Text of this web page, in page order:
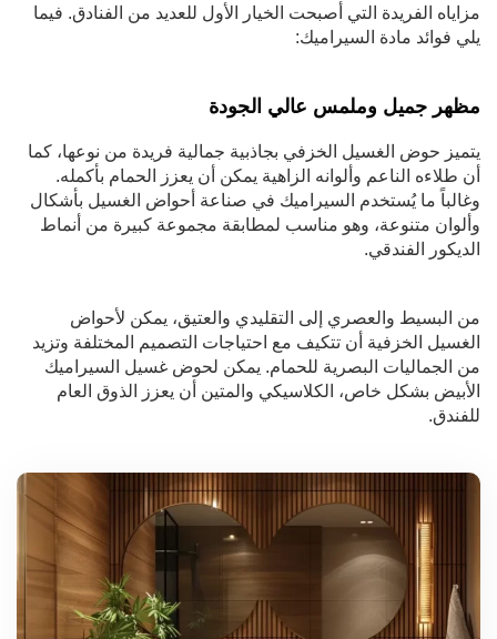
مزاياه الفريدة التي أصبحت الخيار الأول للعديد من الفنادق. فيما
يلي فوائد مادة السيراميك:
مظهر جميل وملمس عالي الجودة
يتميز حوض الغسيل الخزفي بجاذبية جمالية فريدة من نوعها، كما
أن طلاءه الناعم وألوانه الزاهية يمكن أن يعزز الحمام بأكمله.
وغالباً ما يُستخدم السيراميك في صناعة أحواض الغسيل بأشكال
وألوان متنوعة، وهو مناسب لمطابقة مجموعة كبيرة من أنماط
الديكور الفندقي.
من البسيط والعصري إلى التقليدي والعتيق، يمكن لأحواض
الغسيل الخزفية أن تتكيف مع احتياجات التصميم المختلفة وتزيد
من الجماليات البصرية للحمام. يمكن لحوض غسيل السيراميك
الأبيض بشكل خاص، الكلاسيكي والمتين أن يعزز الذوق العام
للفندق.